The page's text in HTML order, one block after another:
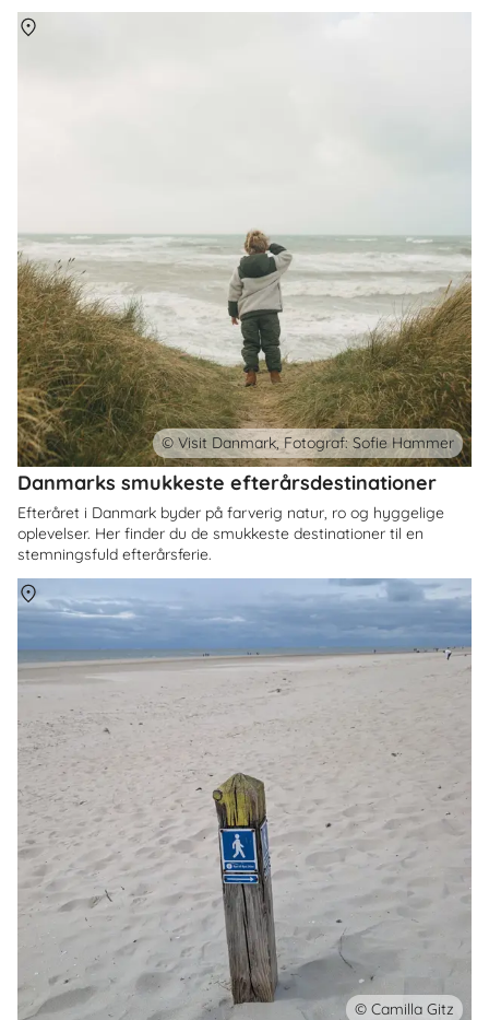
Danmarks smukkeste efterårsdestinationer
Efteråret i Danmark byder på farverig natur, ro og hyggelige
oplevelser. Her finder du de smukkeste destinationer til en
stemningsfuld efterårsferie.
© Visit Danmark, Fotograf: Sofie Hammer
© Camilla Gitz